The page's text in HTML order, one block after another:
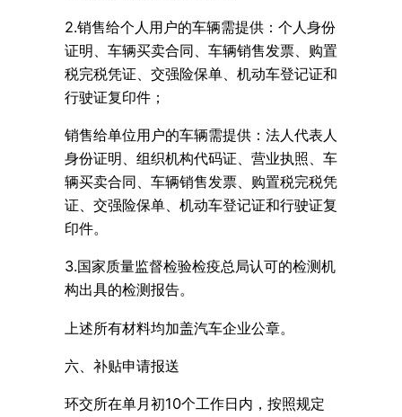
2.销售给个人用户的车辆需提供：个人身份
证明、车辆买卖合同、车辆销售发票、购置
税完税凭证、交强险保单、机动车登记证和
行驶证复印件；
销售给单位用户的车辆需提供：法人代表人
身份证明、组织机构代码证、营业执照、车
辆买卖合同、车辆销售发票、购置税完税凭
证、交强险保单、机动车登记证和行驶证复
印件。
3.国家质量监督检验检疫总局认可的检测机
构出具的检测报告。
上述所有材料均加盖汽车企业公章。
六、补贴申请报送
环交所在单月初10个工作日内，按照规定